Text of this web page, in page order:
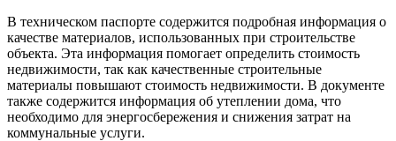
В техническом паспорте содержится подробная информация о
качестве материалов, использованных при строительстве
объекта. Эта информация помогает определить стоимость
недвижимости, так как качественные строительные
материалы повышают стоимость недвижимости. В документе
также содержится информация об утеплении дома, что
необходимо для энергосбережения и снижения затрат на
коммунальные услуги.